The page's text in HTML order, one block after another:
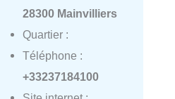
28300 Mainvilliers
Quartier :
Téléphone :
+33237184100